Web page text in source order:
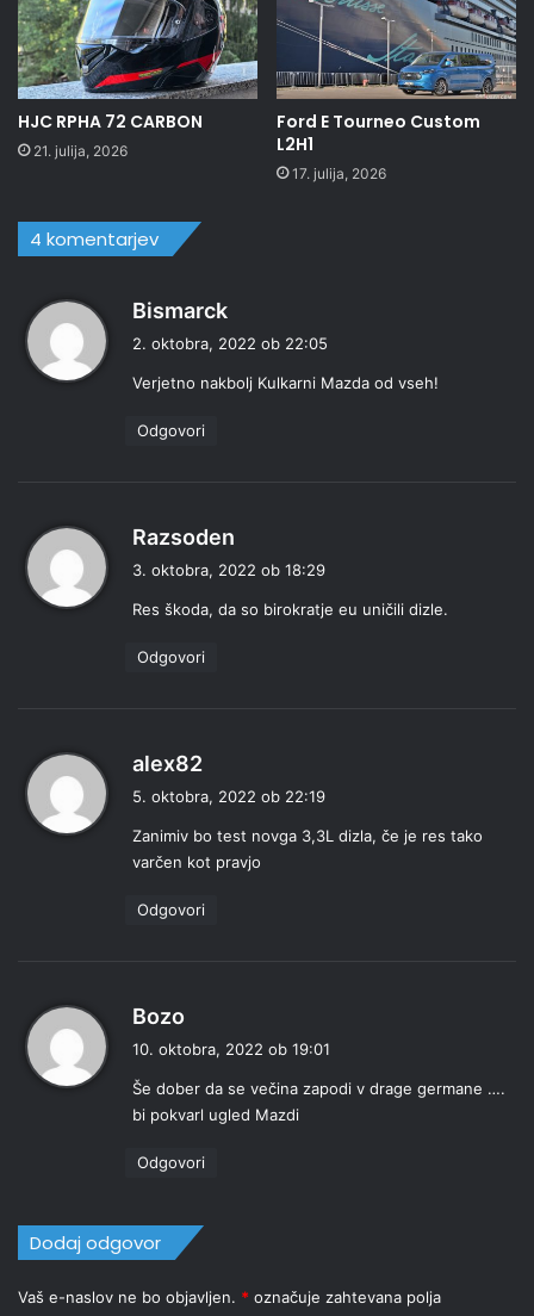
HJC RPHA 72 CARBON
21. julija, 2026
Ford E Tourneo Custom
L2H1
17. julija, 2026
4 komentarjev
Bismarck
r
v
2. oktobra, 2022 ob 22:05
Verjetno nakbolj Kulkarni Mazda od vseh!
Odgovori
Razsoden
r
v
3. oktobra, 2022 ob 18:29
Res škoda, da so birokratje eu uničili dizle.
Odgovori
alex82
v
i
5. oktobra, 2022 ob 22:19
Zanimiv bo test novga 3,3L dizla, če je res tako
varčen kot pravjo
Odgovori
Bozo
v
i
10. oktobra, 2022 ob 19:01
Še dober da se večina zapodi v drage germane ….
bi pokvarl ugled Mazdi
Odgovori
Dodaj odgovor
Vaš e-naslov ne bo objavljen. * označuje zahtevana polja